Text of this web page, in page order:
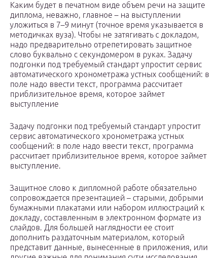
Каким будет в печатном виде объем речи на защите
диплома, неважно, главное – на выступлении
уложиться в 7–9 минут (точное время указывается в
методичках вуза). Чтобы не затягивать с докладом,
надо предварительно отрепетировать защитное
слово буквально с секундомером в руках. Задачу
подгонки под требуемый стандарт упростит сервис
автоматического хронометража устных сообщений: в
поле надо ввести текст, программа рассчитает
приблизительное время, которое займет
выступление
Задачу подгонки под требуемый стандарт упростит
сервис автоматического хронометража устных
сообщений: в поле надо ввести текст, программа
рассчитает приблизительное время, которое займет
выступление.
Защитное слово к дипломной работе обязательно
сопровождается презентацией – старыми, добрыми
бумажными плакатами или набором иллюстраций к
докладу, составленным в электронном формате из
слайдов. Для большей наглядности ее стоит
дополнить раздаточным материалом, который
представит данные, вынесенные в приложения, или